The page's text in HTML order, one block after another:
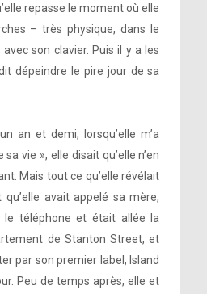
repasse le moment où elle
– très physique, dans le
son clavier. Puis il y a les
dépeindre le pire jour de sa
an et demi, lorsqu’elle m’a
vie », elle disait qu’elle n’en
Mais tout ce qu’elle révélait
qu’elle avait appelé sa mère,
le téléphone et était allée la
de Stanton Street, et
par son premier label, Island
Peu de temps après, elle et